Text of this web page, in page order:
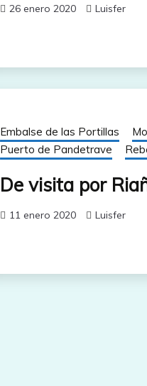
26 enero 2020 Luisfer
Embalse de las Portillas
Puerto de Pandetrave
De visita por
11 enero 2020 Luisfer